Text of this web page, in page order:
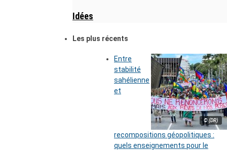
Idées
Les plus récents
© (DR)
Entre
stabilité
sahélienne
et
recompositions géopolitiques :
quels enseignements pour le